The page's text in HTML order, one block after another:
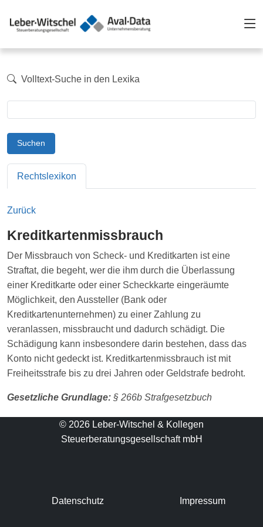
Volltext-Suche in den Lexika
Suchen
Rechtslexikon
Zurück
Kreditkartenmissbrauch
Der Missbrauch von Scheck- und Kreditkarten ist eine
Straftat, die begeht, wer die ihm durch die Überlassung
einer Kreditkarte oder einer Scheckkarte eingeräumte
Möglichkeit, den Aussteller (Bank oder
Kreditkartenunternehmen) zu einer Zahlung zu
veranlassen, missbraucht und dadurch schädigt. Die
Schädigung kann insbesondere darin bestehen, dass das
Konto nicht gedeckt ist. Kreditkartenmissbrauch ist mit
Freiheitsstrafe bis zu drei Jahren oder Geldstrafe bedroht.
Gesetzliche Grundlage: § 266b Strafgesetzbuch
© 2026 Leber-Witschel & Kollegen
Steuerberatungsgesellschaft mbH
Datenschutz Impressum